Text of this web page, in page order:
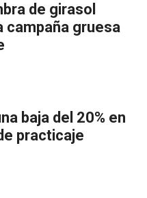
de girasol
campaña gruesa
baja del 20% en
practicaje